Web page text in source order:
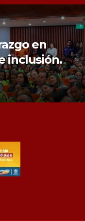
de sus
compra de